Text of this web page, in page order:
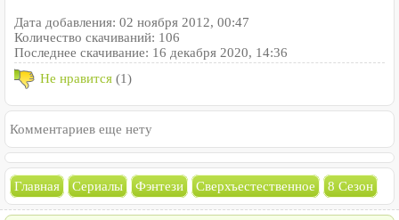
Дата добавления: 02 ноября 2012, 00:47
Количество скачиваний: 106
Последнее скачивание: 16 декабря 2020, 14:36
Не нравится (1)
Комментариев еще нету
Главная Сериалы Фэнтези Сверхъестественное 8 Сезон